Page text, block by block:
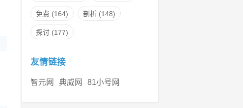
免费 (164) 剖析 (148)
探讨 (177)
友情链接
智元网 典威网 81小号网